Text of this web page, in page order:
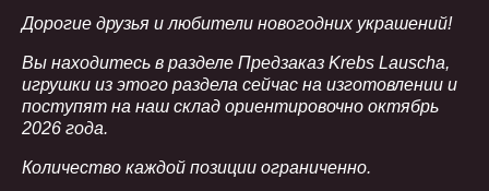
Дорогие друзья и любители новогодних украшений!
Вы находитесь в разделе Предзаказ Krebs Lauscha,
игрушки из этого раздела сейчас на изготовлении и
поступят на наш склад ориентировочно октябрь
2026 года.
Количество каждой позиции ограниченно.